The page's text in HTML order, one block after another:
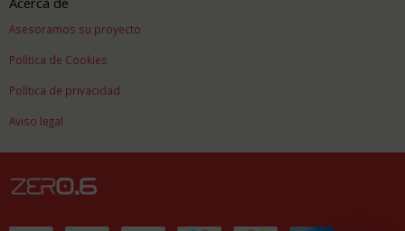
Asesoramos su proyecto
Política de Cookies
Política de privacidad
Aviso legal